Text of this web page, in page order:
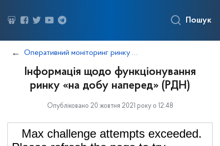
Пошук
Оперативний моніторинг ринку електричної енергії
Інформація щодо функціонування
ринку «на добу наперед» (РДН)
Опубліковано 20 жовтня 2021 року о 12:48